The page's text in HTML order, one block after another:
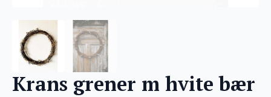
Krans grener m hvite bær